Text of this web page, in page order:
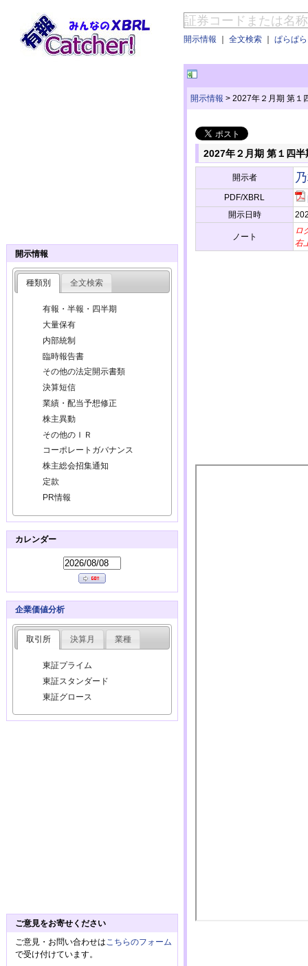
開示情報 ｜ 全文検索 ｜ ぱらぱ
開示情報 > 2027年２月期 第１
2027年２月期 第１四
開示者
PDF/XBRL
開示日時
ノート
ロ
右
開示情報
種類別 全文検索
有報・半報・四半期
大量保有
内部統制
臨時報告書
その他の法定開示書類
決算短信
業績・配当予想修正
株主異動
その他のＩＲ
コーポレートガバナンス
株主総会招集通知
定款
PR情報
カレンダー
企業価値分析
取引所 決算月 業種
東証プライム
東証スタンダード
東証グロース
ご意見をお寄せください
ご意見・お問い合わせは こちらのフォーム
で受け付けています。